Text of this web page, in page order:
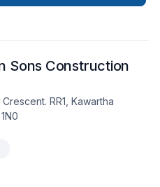
Sons Construction
RR1, Kawartha